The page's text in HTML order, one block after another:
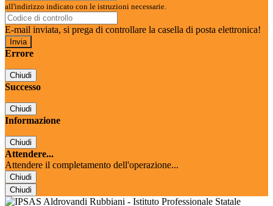
all'indirizzo indicato con le istruzioni necessarie.
E-mail inviata, si prega di controllare la casella di posta elettronica!
Errore
Chiudi
Successo
Chiudi
Informazione
Chiudi
Attendere...
Attendere il completamento dell'operazione...
Chiudi
Chiudi